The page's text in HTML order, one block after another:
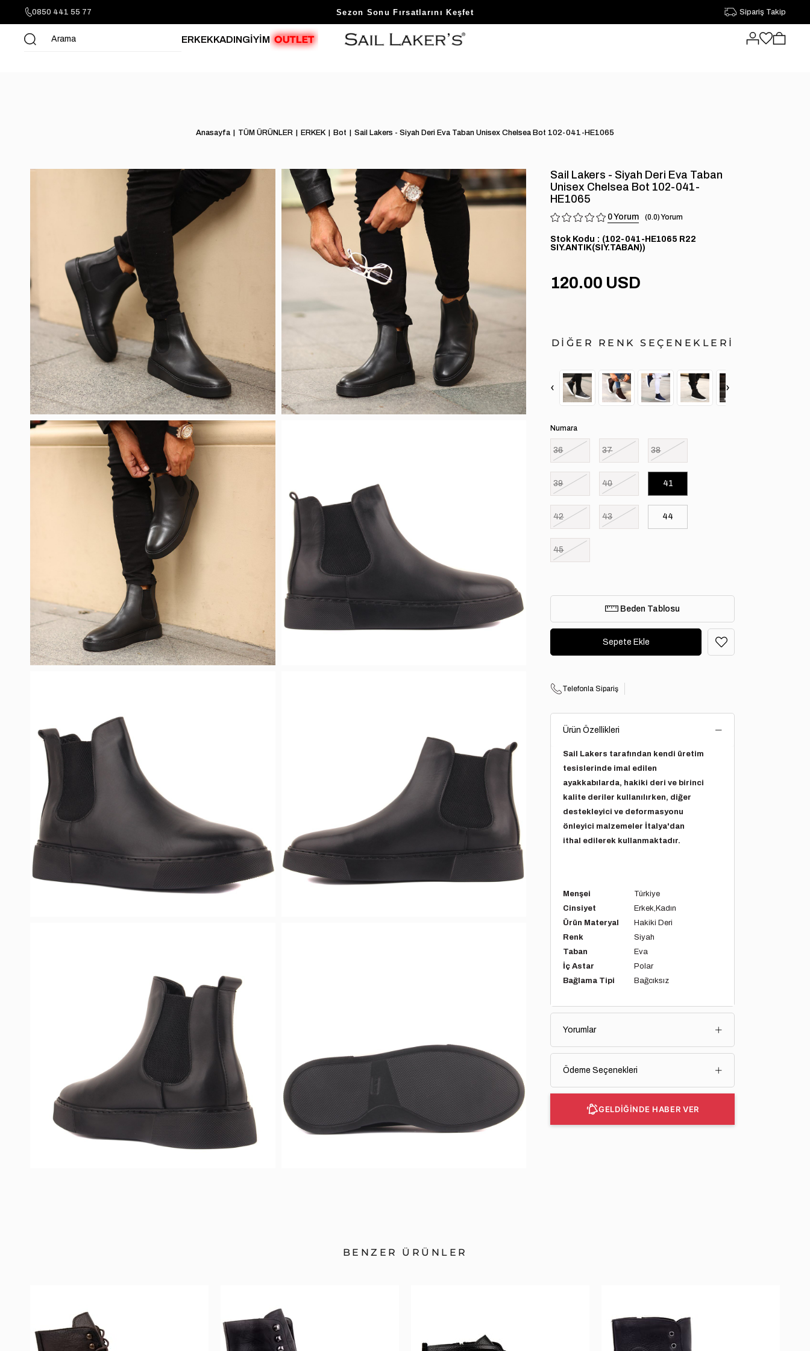
0850 441 55 77 Sezon Sonu Fırsatlarını Keşfet Sipariş Takip
ERKEKKADINGİYİM
Anasayfa TÜM ÜRÜNLER ERKEK Bot Sail Lakers - Siyah Deri Eva Taban Unisex Chelsea Bot 102-041-HE1065
Sail Lakers - Siyah Deri Eva Taban
Unisex Chelsea Bot 102-041-
HE1065
0 0.0
Stok Kodu
(102-041-HE1065 R22
SIY.ANTIK(SIY.TABAN))
120.00 USD
DİĞER RENK SEÇENEKLERİ
‹ ›
Numara
36 37 38
39 40 41
42 43 44
45
Beden Tablosu
Telefonla Sipariş
Ürün Özellikleri
Sail Lakers tarafından kendi üretim
tesislerinde imal edilen
ayakkabılarda, hakiki deri ve birinci
kalite deriler kullanılırken, diğer
destekleyici ve deformasyonu
önleyici malzemeler İtalya'dan
ithal edilerek kullanmaktadır.
Menşei
Türkiye
Cinsiyet
Erkek Kadın
Ürün Materyal
Hakiki Deri
Renk
Siyah
Taban
Eva
İç Astar
Polar
Bağlama Tipi
Bağcıksız
Yorumlar
Ödeme Seçenekleri
GELDİĞİNDE HABER VER
BENZER ÜRÜNLER